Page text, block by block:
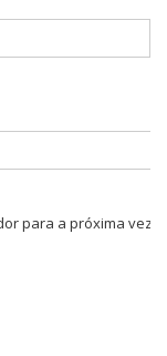
para a próxima vez